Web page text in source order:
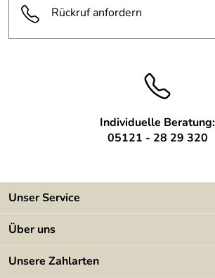
Befestigungsmittel Edelstahl.
Rückruf anfordern
Individuelle Beratung:
05121 - 28 29 320
Unser Service
Kontakt
Kundeninformationen
Über uns
Angebote
Unsere Zahlarten